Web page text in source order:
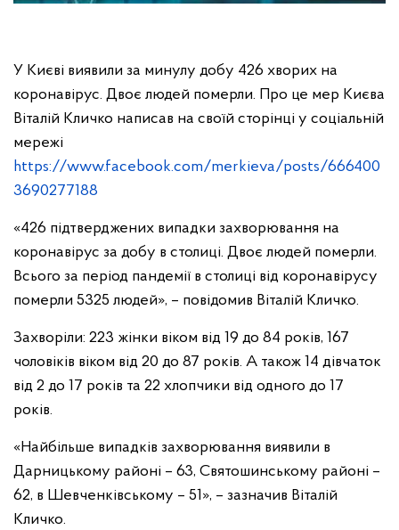
У Києві виявили за минулу добу 426 хворих на
коронавірус. Двоє людей померли. Про це мер Києва
Віталій Кличко написав на своїй сторінці у соціальній
мережі
https://www.facebook.com/merkieva/posts/666400
3690277188
«426 підтверджених випадки захворювання на
коронавірус за добу в столиці. Двоє людей померли.
Всього за період пандемії в столиці від коронавірусу
померли 5325 людей», – повідомив Віталій Кличко.
Захворіли: 223 жінки віком від 19 до 84 років, 167
чоловіків віком від 20 до 87 років. А також 14 дівчаток
від 2 до 17 років та 22 хлопчики від одного до 17
років.
«Найбільше випадків захворювання виявили в
Дарницькому районі – 63, Святошинському районі –
62, в Шевченківському – 51», – зазначив Віталій
Кличко.